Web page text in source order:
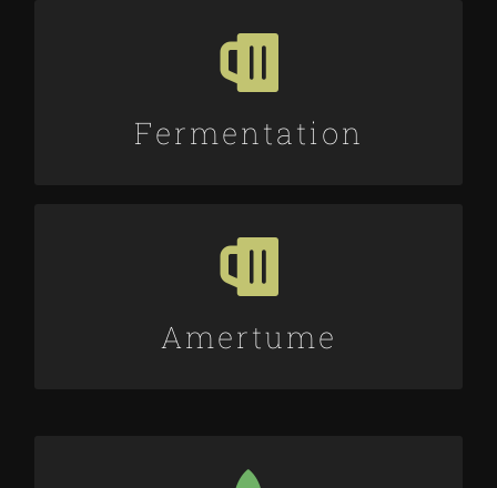
Fermentation
BASSE
Amertume
15 IBU